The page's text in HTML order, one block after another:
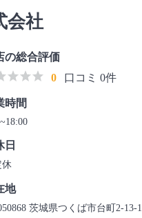
会社
の総合評価
0
口コミ 0件
時間
日
休
地
茨城県つくば市台町2-13-1